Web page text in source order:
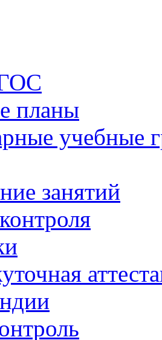
планы
учебные
занятий